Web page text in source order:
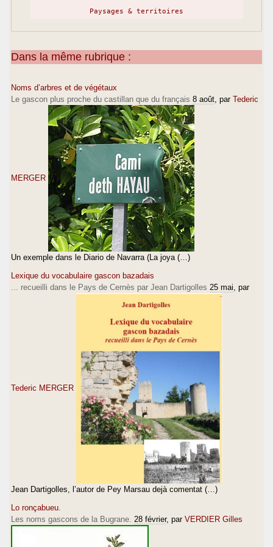
> E lou proufessou" qu'espère las
> e soulidë que n'y a !
>
> Bounes hèstes a touts,
Paysages & territoires
Dans la même rubrique :
Noms d’arbres et de végétaux
Le gascon plus proche du castillan que du français 8 août , par Tederic
MERGER
Un exemple dans le Diario de Navarra (La joya (…)
Lexique du vocabulaire gascon bazadais
... recueilli dans le Pays de Cernès par Jean Dartigolles 25 mai , par
Tederic MERGER
Jean Dartigolles, l’autor de Pey Marsau dejà comentat (…)
Lo ronçabueu.
Les noms gascons de la Bugrane. 28 février, par VERDIER Gilles